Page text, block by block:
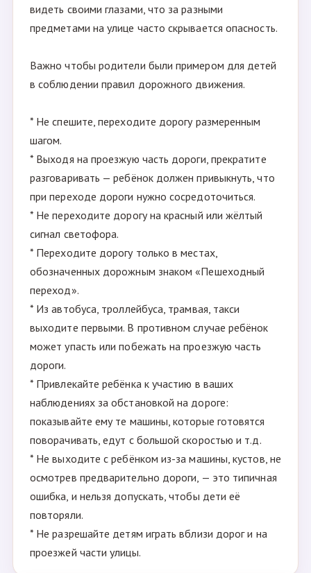
видеть своими глазами, что за разными
предметами на улице часто скрывается опасность.
Важно чтобы родители были примером для детей
в соблюдении правил дорожного движения.
* Не спешите, переходите дорогу размеренным
шагом.
* Выходя на проезжую часть дороги, прекратите
разговаривать — ребёнок должен привыкнуть, что
при переходе дороги нужно сосредоточиться.
* Не переходите дорогу на красный или жёлтый
сигнал светофора.
* Переходите дорогу только в местах,
обозначенных дорожным знаком «Пешеходный
переход».
* Из автобуса, троллейбуса, трамвая, такси
выходите первыми. В противном случае ребёнок
может упасть или побежать на проезжую часть
дороги.
* Привлекайте ребёнка к участию в ваших
наблюдениях за обстановкой на дороге:
показывайте ему те машины, которые готовятся
поворачивать, едут с большой скоростью и т.д.
* Не выходите с ребёнком из-за машины, кустов, не
осмотрев предварительно дороги, — это типичная
ошибка, и нельзя допускать, чтобы дети её
повторяли.
* Не разрешайте детям играть вблизи дорог и на
проезжей части улицы.